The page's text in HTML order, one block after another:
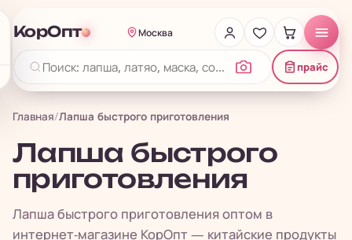
КорОпт Москва
прайс
Главная/Лапша быстрого приготовления
Лапша быстрого
приготовления
Лапша быстрого приготовления оптом в
интернет-магазине КорОпт — китайские продукты